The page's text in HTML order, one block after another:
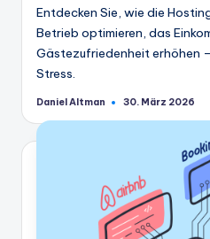
Entdecken Sie, wie die
Betrieb optimieren, das
Gästezufriedenheit erhöhen
Stress.
Geschrieben
Daniel Altman 30. März 2026